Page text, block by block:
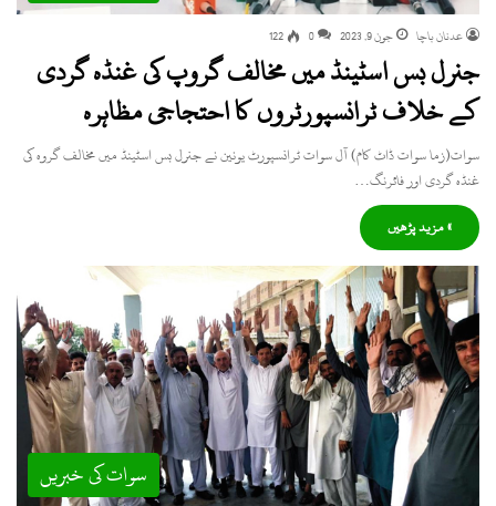
عدنان باچا جون 9, 2023 0
122
جنرل بس اسٹینڈ میں مخالف گروپ کی غنڈہ گردی
کے خلاف ٹرانسپورٹروں کا احتجاجی مظاہرہ
سوات(زما سوات ڈاٹ کام) آل سوات ٹرانسپورٹ یونین نے جنرل بس اسٹینڈ میں مخالف گروہ کی
غنڈہ گردی اور فائرنگ…
» مزید پڑھیں
سوات کی خبریں